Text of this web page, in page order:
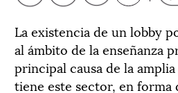
La existencia de un lobby
al ámbito de la enseñanza
principal causa de la
tiene este sector, en forma